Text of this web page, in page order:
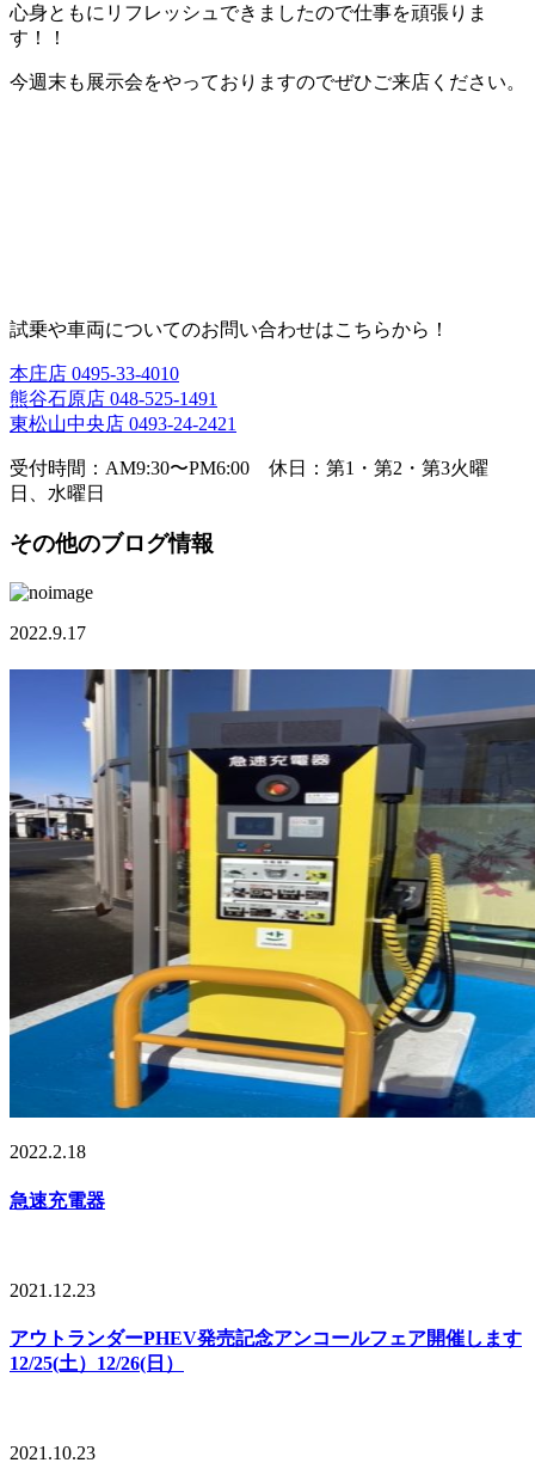
心身ともにリフレッシュできましたので仕事を頑張りま
す！！
今週末も展示会をやっておりますのでぜひご来店ください。
試乗や車両についてのお問い合わせはこちらから！
本庄店 0495-33-4010
熊谷石原店 048-525-1491
東松山中央店 0493-24-2421
受付時間：AM9:30〜PM6:00 休日：第1・第2・第3火曜
日、水曜日
その他のブログ情報
2022.9.17
2022.2.18
急速充電器
2021.12.23
アウトランダーPHEV発売記念アンコールフェア開催します
12/25(土）12/26(日）
2021.10.23